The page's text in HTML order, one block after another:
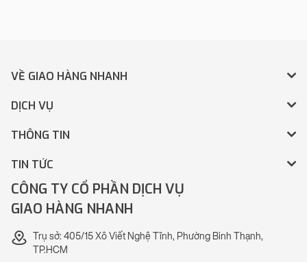
VỀ GIAO HÀNG NHANH
DỊCH VỤ
THÔNG TIN
TIN TỨC
CÔNG TY CỔ PHẦN DỊCH VỤ
GIAO HÀNG NHANH
Trụ sở: 405/15 Xô Viết Nghệ Tĩnh, Phường Bình Thạnh,
TP.HCM